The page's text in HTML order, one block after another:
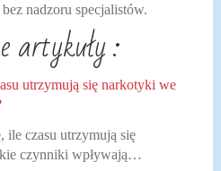
nadzoru specjalistów.
artykuły :
utrzymują się narkotyki we
ile czasu utrzymują się
czynniki wpływają…